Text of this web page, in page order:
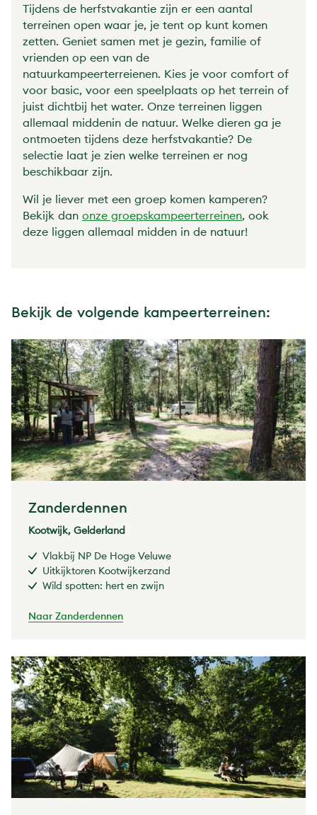
Tijdens de herfstvakantie zijn er een aantal
terreinen open waar je, je tent op kunt komen
zetten. Geniet samen met je gezin, familie of
vrienden op een van de
natuurkampeerterreienen. Kies je voor comfort of
voor basic, voor een speelplaats op het terrein of
juist dichtbij het water. Onze terreinen liggen
allemaal middenin de natuur. Welke dieren ga je
ontmoeten tijdens deze herfstvakantie? De
selectie laat je zien welke terreinen er nog
beschikbaar zijn.
Wil je liever met een groep komen kamperen?
Bekijk dan onze groepskampeerterreinen, ook
deze liggen allemaal midden in de natuur!
Bekijk de volgende kampeerterreinen:
Zanderdennen
Kootwijk, Gelderland
Vlakbij NP De Hoge Veluwe
Uitkijktoren Kootwijkerzand
Wild spotten: hert en zwijn
Naar Zanderdennen